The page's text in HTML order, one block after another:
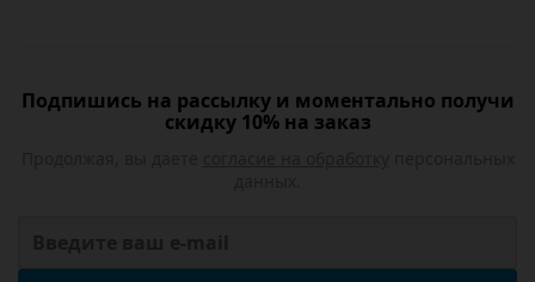
Подпишись на рассылку и моментально получи
скидку 10% на заказ